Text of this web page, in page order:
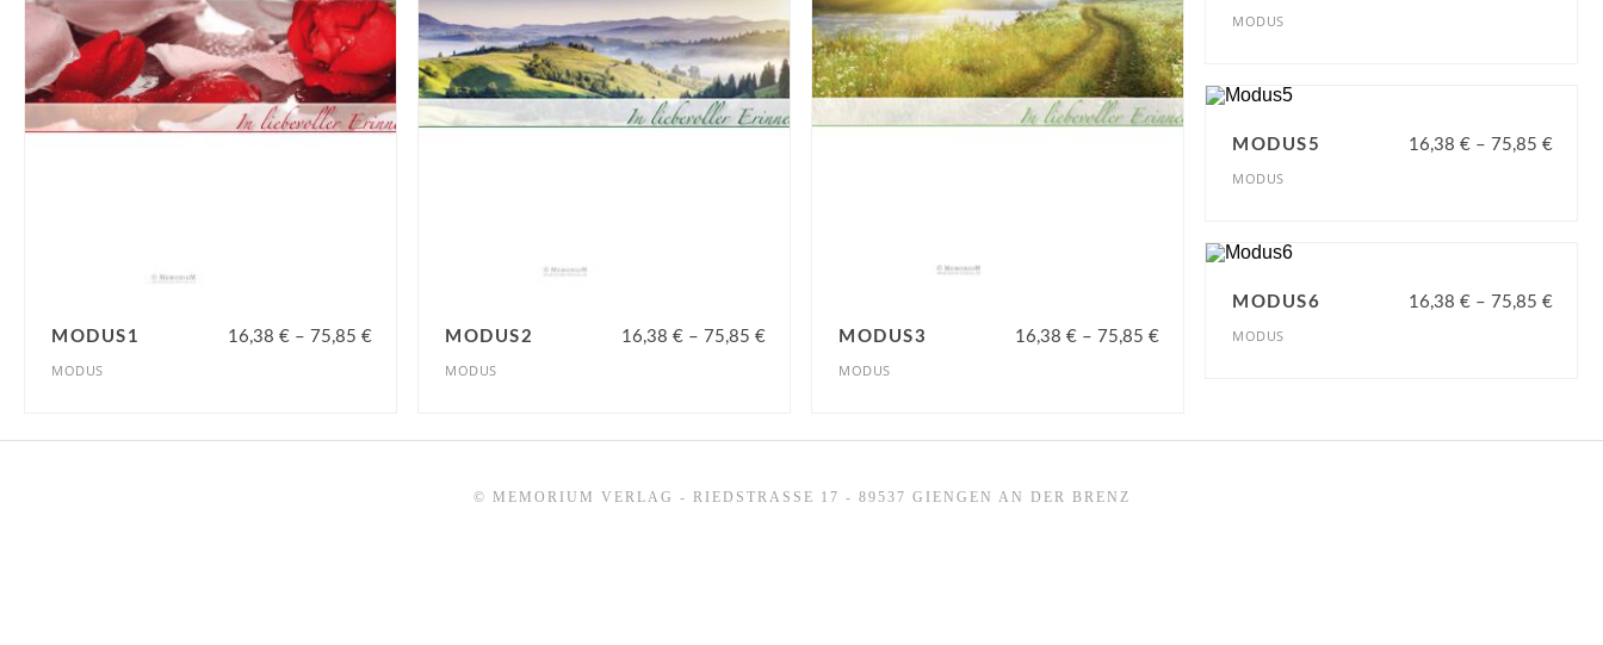
MODUS1 16,38 € – 75,85 €
MODUS
MODUS2 16,38 € – 75,85 €
MODUS
MODUS3 16,38 € – 75,85 €
MODUS
MODUS
MODUS5 16,38 € – 75,85 €
MODUS
MODUS6 16,38 € – 75,85 €
MODUS
© MEMORIUM VERLAG - RIEDSTRASSE 17 - 89537 GIENGEN AN DER BRENZ